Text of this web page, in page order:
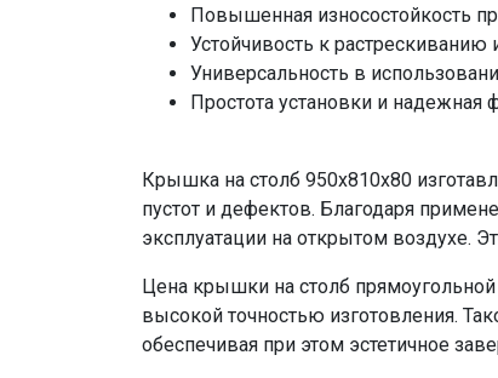
Повышенная износостойкость
Устойчивость к
Универсальность в
Простота установки и надежная
Крышка на столб 950х810х80
пустот и дефектов. Благодаря
эксплуатации на открытом воздухе.
Цена крышки на столб
высокой точностью изготовления.
обеспечивая при этом эстетичное